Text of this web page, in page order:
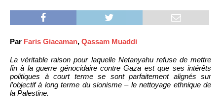
Par Faris Giacaman, Qassam Muaddi
La véritable raison pour laquelle Netanyahu refuse de mettre
fin à la guerre génocidaire contre Gaza est que ses intérêts
politiques à court terme se sont parfaitement alignés sur
l’objectif à long terme du sionisme – le nettoyage ethnique de
la Palestine.